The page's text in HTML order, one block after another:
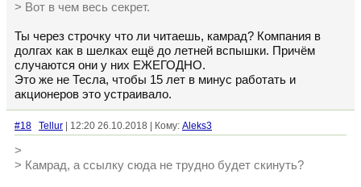
> Вот в чем весь секрет.
Ты через строчку что ли читаешь, камрад? Компания в
долгах как в шелках ещё до летней вспышки. Причём
случаются они у них ЕЖЕГОДНО.
Это же не Тесла, чтобы 15 лет в минус работать и
акционеров это устраивало.
#18 Tellur | 12:20 26.10.2018 | Кому: Aleks3
>
> Камрад, а ссылку сюда не трудно будет скинуть?